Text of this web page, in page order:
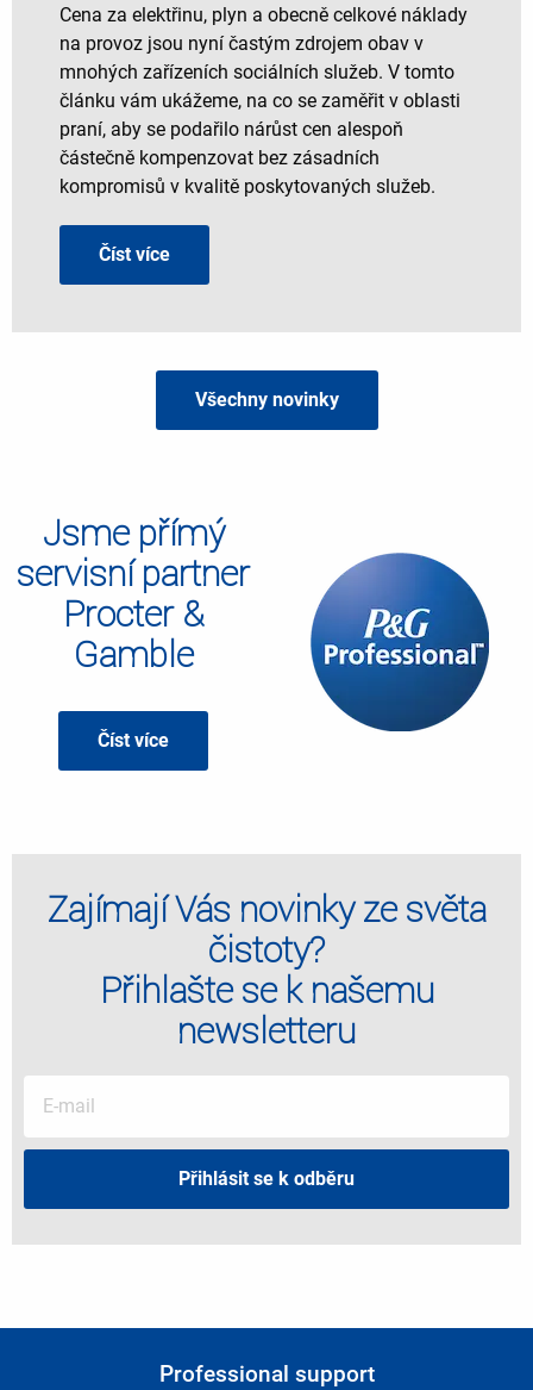
Cena za elektřinu, plyn a obecně celkové náklady
na provoz jsou nyní častým zdrojem obav v
mnohých zařízeních sociálních služeb. V tomto
článku vám ukážeme, na co se zaměřit v oblasti
praní, aby se podařilo nárůst cen alespoň
částečně kompenzovat bez zásadních
kompromisů v kvalitě poskytovaných služeb.
Číst více
Všechny novinky
Jsme přímý
servisní partner
Procter &
Gamble
Číst více
Zajímají Vás novinky ze světa
čistoty?
Přihlašte se k našemu
newsletteru
Přihlásit se k odběru
Professional support